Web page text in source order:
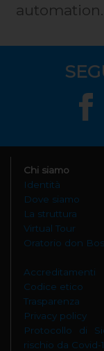
automation.
Chi siamo
Identità
Dove siamo
La struttura
Virtual Tour
Oratorio don
Accreditamenti
Codice etico
Trasparenza
Privacy policy
Protocollo di
rischio da Covid-